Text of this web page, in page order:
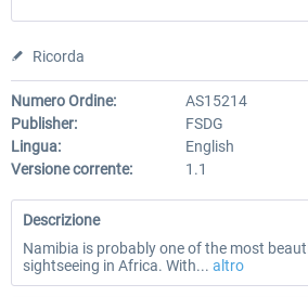
Ricorda
Numero Ordine:
AS15214
Publisher:
FSDG
Lingua:
English
Versione corrente:
1.1
Descrizione
Namibia is probably one of the most
sightseeing in Africa. With... altro